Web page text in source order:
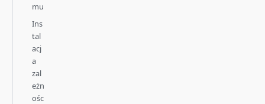
mu
Ins
tal
acj
a
zal
eżn
ośc